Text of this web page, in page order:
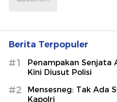
Berita Terpopuler
#1
Penampakan Senjata
Kini Diusut Polisi
#2
Mensesneg: Tak Ada
Kapolri